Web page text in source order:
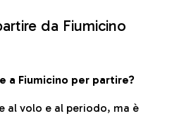
da Fiumicino
a Fiumicino per partire?
al volo e al periodo, ma è